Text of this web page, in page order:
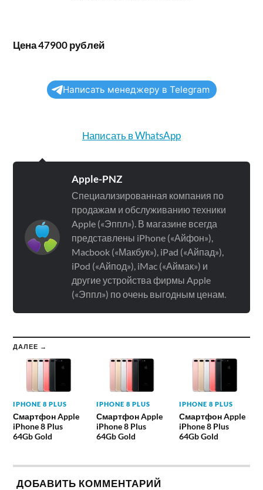
Цена 47900 рублей
Написать менеджеру в Telegram
Написать в WhatsApp
Apple-PNZ
Специализированная компания по
продажам и обслуживанию техники
Apple («Эппл»). В магазине всегда
представлены iPhone («Айфон»),
Macbook («Макбук»), iPad («Айпад»),
iPod («Айпод»), iMac («Аймак») и
другие устройства фирмы Apple
(«Эппл») по очень выгодным ценам.
ДАЛЕЕ →
IPHONE 8 PLUS
Смартфон Apple
iPhone 8 Plus
64Gb Gold
IPHONE 8 PLUS
Смартфон Apple
iPhone 8 Plus
64Gb Gold
IPHONE 8 PLUS
Смартфон Apple
iPhone 8 Plus
64Gb Gold
ДОБАВИТЬ КОММЕНТАРИЙ